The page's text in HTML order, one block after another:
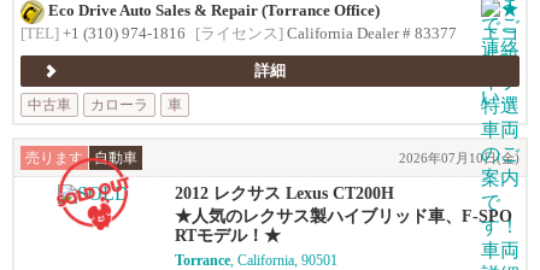
Eco Drive Auto Sales & Repair (Torrance Office)
[TEL] +1 (310) 974-1816 [ライセンス] California Dealer # 83377
詳細
中古車
カローラ 車
売ります 自動車 2026年07月10日(金)
2012 レクサス Lexus CT200H
★人気のレクサス製ハイブリッド車、F-SPO
RTモデル！★
Torrance, California, 90501